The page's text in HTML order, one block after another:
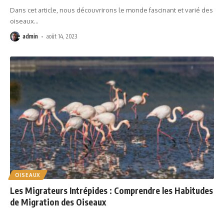
Dans cet article, nous découvrirons le monde fascinant et varié des
oiseaux…
admin août 14, 2023
OISEAUX
Les Migrateurs Intrépides : Comprendre les Habitudes
de Migration des Oiseaux